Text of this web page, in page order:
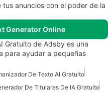
anuncios con el poder de la
Generator Online
Gratuito de Adsby es una
para ayudar a pequeñas
De Texto AI Gratuito
De Titulares De IA Gratuito